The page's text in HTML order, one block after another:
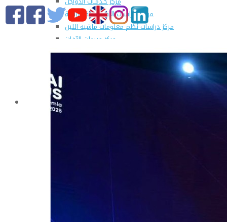
مركز الدراسات الإقتصادية الزراعية
مركز دراسات نُظم معلومات ماشية اللبن
مركز مبيدات الآفات
مطبعة كلية الزراعة
وحدة الهندسة الزراعية للدراسات والإستشارات الفنية
التسجيل في دورات مركز الحاسب الآلي بالكلية
التعليم والطلاب